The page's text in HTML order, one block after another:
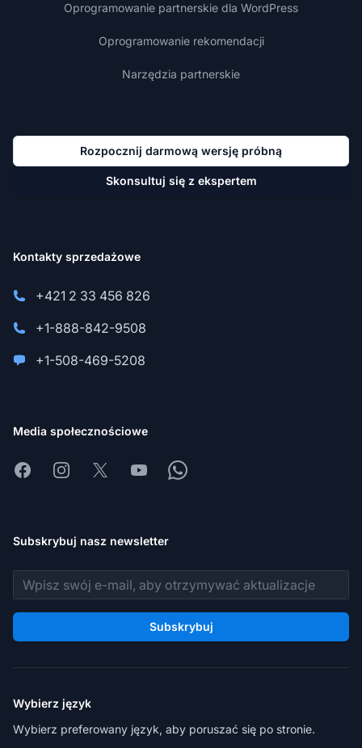
Oprogramowanie partnerskie dla WordPress
Oprogramowanie rekomendacji
Narzędzia partnerskie
Rozpocznij darmową wersję próbną
Skonsultuj się z ekspertem
Kontakty sprzedażowe
+421 2 33 456 826
+1-888-842-9508
+1-508-469-5208
Media społecznościowe
FacebookInstagram
X YoutubeWhatsapp
Subskrybuj nasz newsletter
Adres e-mail
Subskrybuj
Wybierz język
Wybierz preferowany język, aby poruszać się po stronie.